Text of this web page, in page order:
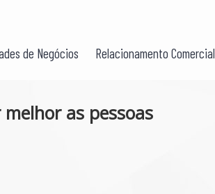
de Negócios Relacionamento Comercial
as pessoas